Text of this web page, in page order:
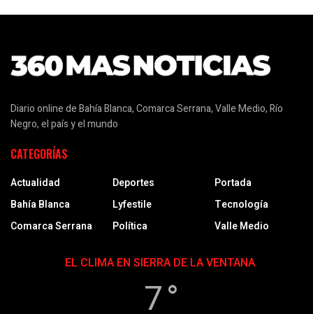
Diario online de Bahía Blanca, Comarca Serrana, Valle Medio, Río
Negro, el país y el mundo
CATEGORÍAS
Actualidad
Bahía Blanca
Comarca Serrana
Deportes
Lyfestile
Política
Portada
Tecnología
Valle Medio
EL CLIMA EN SIERRA DE LA VENTANA
7 °